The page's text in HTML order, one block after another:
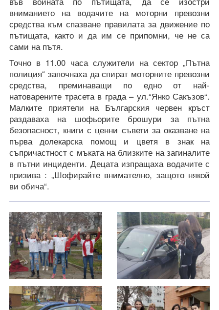
вниманието на водачите на моторни превозни
средства към спазване правилата за движение по
пътищата, както и да им се припомни, че не са
сами на пътя.
Точно в 11.00 часа служители на сектор „Пътна
полиция“ започнаха да спират моторните превозни
средства, преминаващи по едно от най-
натоварените трасета в града – ул.“Янко Сакъзов“.
Малките приятели на Българския червен кръст
раздаваха на шофьорите брошури за пътна
безопасност, книги с ценни съвети за оказване на
първа долекарска помощ и цветя в знак на
съпричастност с мъката на близките на загиналите
в пътни инциденти. Децата изпращаха водачите с
призива : „Шофирайте внимателно, защото някой
ви обича“.